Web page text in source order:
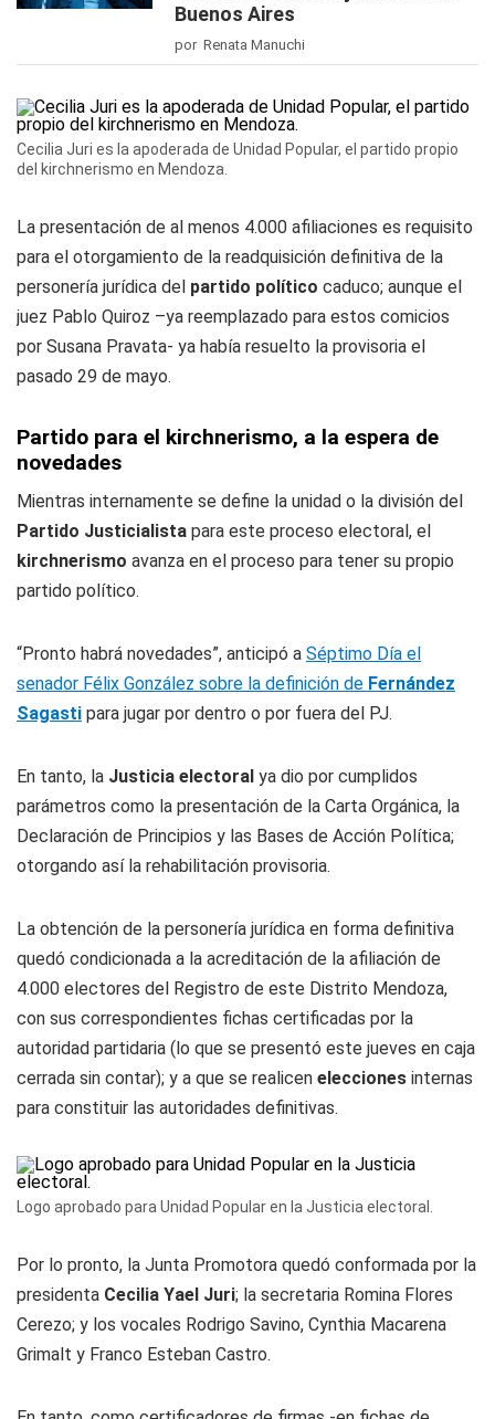
Buenos Aires
por Renata Manuchi
Cecilia Juri es la apoderada de Unidad Popular, el partido propio
del kirchnerismo en Mendoza.
La presentación de al menos 4.000 afiliaciones es requisito
para el otorgamiento de la readquisición definitiva de la
personería jurídica del partido político caduco; aunque el
juez Pablo Quiroz –ya reemplazado para estos comicios
por Susana Pravata- ya había resuelto la provisoria el
pasado 29 de mayo.
Partido para el kirchnerismo, a la espera de
novedades
Mientras internamente se define la unidad o la división del
Partido Justicialista para este proceso electoral, el
kirchnerismo avanza en el proceso para tener su propio
partido político.
“Pronto habrá novedades”, anticipó a Séptimo Día el
senador Félix González sobre la definición de Fernández
Sagasti para jugar por dentro o por fuera del PJ.
En tanto, la Justicia electoral ya dio por cumplidos
parámetros como la presentación de la Carta Orgánica, la
Declaración de Principios y las Bases de Acción Política;
otorgando así la rehabilitación provisoria.
La obtención de la personería jurídica en forma definitiva
quedó condicionada a la acreditación de la afiliación de
4.000 electores del Registro de este Distrito Mendoza,
con sus correspondientes fichas certificadas por la
autoridad partidaria (lo que se presentó este jueves en caja
cerrada sin contar); y a que se realicen elecciones internas
para constituir las autoridades definitivas.
Logo aprobado para Unidad Popular en la Justicia electoral.
Por lo pronto, la Junta Promotora quedó conformada por la
presidenta Cecilia Yael Juri; la secretaria Romina Flores
Cerezo; y los vocales Rodrigo Savino, Cynthia Macarena
Grimalt y Franco Esteban Castro.